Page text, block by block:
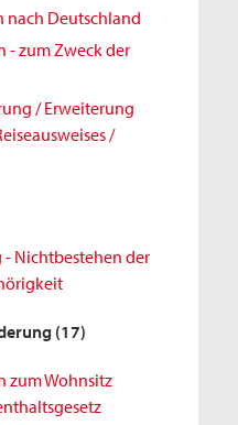
nach Deutschland
zum Zweck der
/ Erweiterung
/
Nichtbestehen der
(17)
zum Wohnsitz